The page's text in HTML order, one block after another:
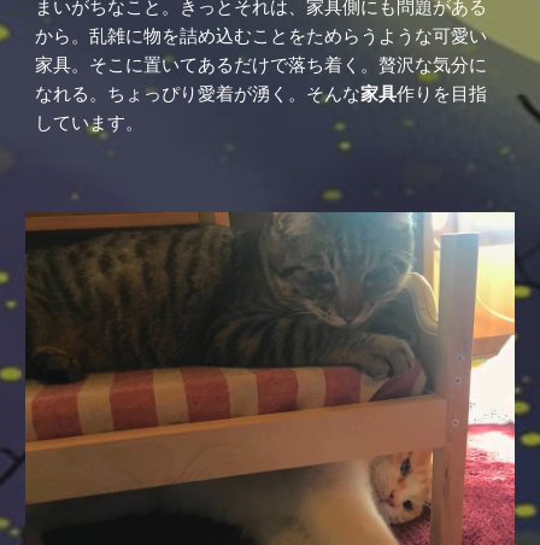
まいがちなこと。きっとそれは、家具側にも問題がある
から。乱雑に物を詰め込むことをためらうような可愛い
家具。そこに置いてあるだけで落ち着く。贅沢な気分に
なれる。ちょっぴり愛着が湧く。そんな家具作りを目指
しています。